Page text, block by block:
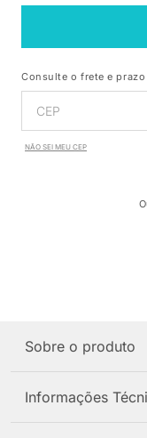
Consulte o frete e
NÃO SEI MEU CEP
Sobre o produto
Informações